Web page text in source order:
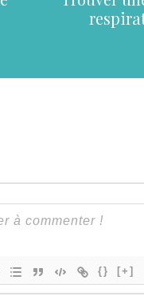
{} [+]